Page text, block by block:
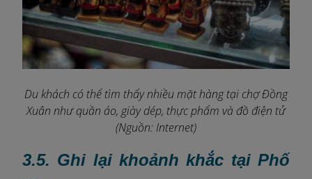
Du khách có thể tìm thấy nhiều mặt hàng tại chợ Đồng
Xuân như quần áo, giày dép, thực phẩm và đồ điện tử
(Nguồn: Internet)
3.5. Ghi lại khoảnh khắc tại Phố